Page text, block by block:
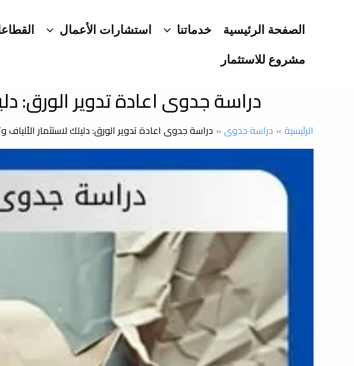
الصفحة الرئيسية خدماتنا استشارات الأعمال
مشروع للاستثمار
دراسة جدوى اعادة تدوير الورق:
الرئيسية دراسة جدوى دراسة جدوى اعادة تدوير الورق: دليلك لاستثمار الألياف